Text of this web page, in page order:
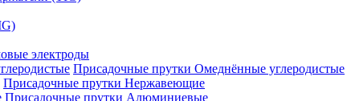
электроды
Присадочные прутки Омеднённые углеродистые
Присадочные прутки Нержавеющие
Присадочные прутки Алюминиевые